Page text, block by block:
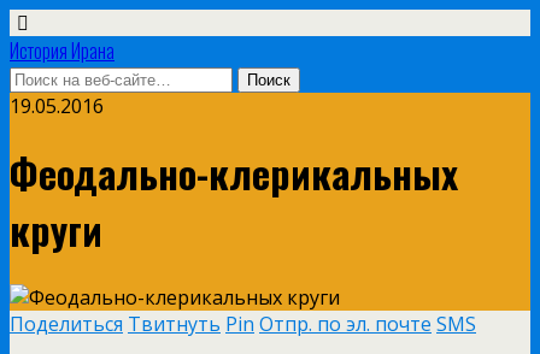
История Ирана
19.05.2016
Феодально-клерикальных
круги
Поделиться Твитнуть Pin Отпр. по эл. почте SMS